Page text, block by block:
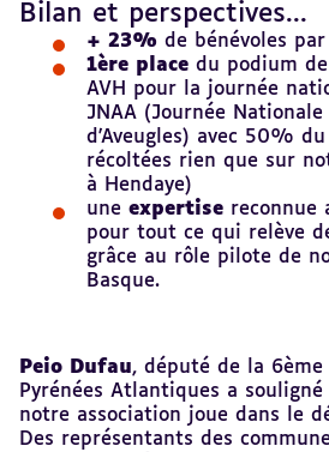
Bilan et perspectives...
+ 23% de bénévoles
1ère place du podium
AVH pour la journée
JNAA (Journée
d'Aveugles) avec 50%
récoltées rien que sur
à Hendaye)
une expertise reconnue
pour tout ce qui relève
grâce au rôle pilote de
Basque.
Peio Dufau, député de la
Pyrénées Atlantiques a
notre association joue dans le
Des représentants des
Revenir
sommaire